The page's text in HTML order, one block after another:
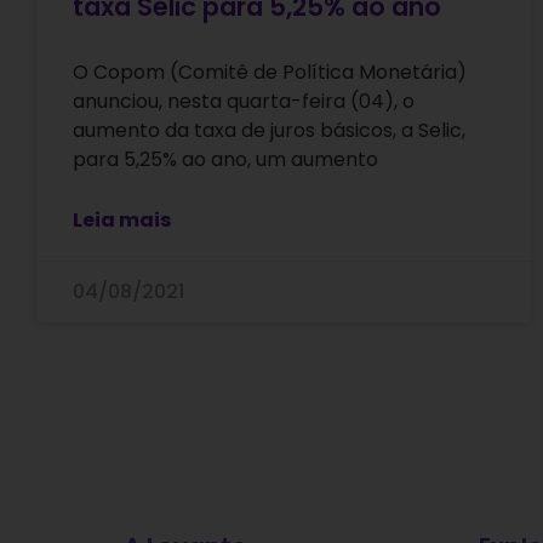
O Copom (Comitê de Política Monetária)
anunciou, nesta quarta-feira (04), o
aumento da taxa de juros básicos, a Selic,
para 5,25% ao ano, um aumento
Leia mais